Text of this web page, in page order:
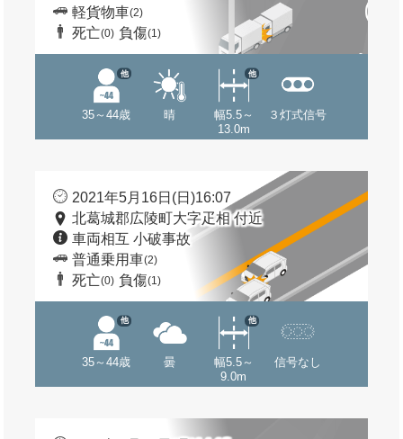
軽貨物車(2)
死亡(0) 負傷(1)
35～44歳
他
晴
幅5.5～
13.0m
他
３灯式信号
2021年5月16日(日)16:07
北葛城郡広陵町大字疋相 付近
車両相互 小破事故
普通乗用車(2)
死亡(0) 負傷(1)
35～44歳
他
曇
幅5.5～
9.0m
他
信号なし